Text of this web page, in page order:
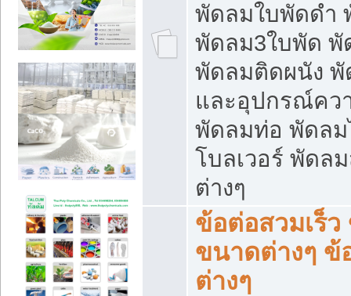
พัดลมใบพัดดำ
พัดลม3ใบพัด พั
พัดลมติดผนัง
และอุปกรณ์คว
พัดลมท่อ พัดลม
โบลเวอร์ พัดล
ต่างๆ
ข้อต่อสวมเร็
ขนาดต่างๆ ข้
ต่างๆ